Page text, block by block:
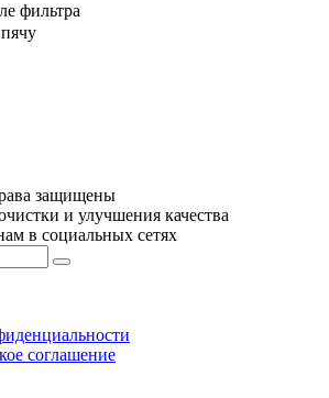
фильтра
защищены
и улучшения качества
в социальных сетях
соглашение